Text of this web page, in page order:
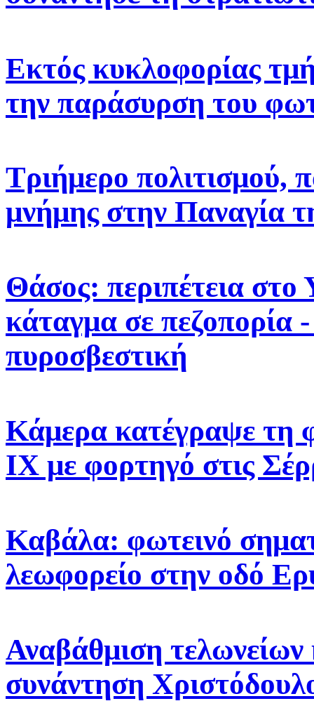
Εκτός κυκλοφορίας
την παράσυρση του
Τριήμερο πολιτισμού,
μνήμης στην Παναγία
Θάσος: περιπέτεια στο
κάταγμα σε πεζοπορία
πυροσβεστική
Κάμερα κατέγραψε τη
ΙΧ με φορτηγό στις
Καβάλα: φωτεινό
λεωφορείο στην οδό
Αναβάθμιση τελωνείων
συνάντηση